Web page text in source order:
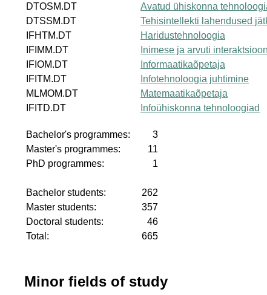
DTOSM.DT
Avatud ühiskonna
DTSSM.DT
Tehisintellekti lahendused
IFHTM.DT
Haridustehnoloogia
IFIMM.DT
Inimese ja arvuti interaktsioon
IFIOM.DT
Informaatikaõpetaja
IFITM.DT
Infotehnoloogia juhtimine
MLMOM.DT
Matemaatikaõpetaja
IFITD.DT
Infoühiskonna tehnoloogiad
Bachelor's programmes:
3
Master's programmes:
11
PhD programmes:
1
Bachelor students:
262
Master students:
357
Doctoral students:
46
Total:
665
Minor fields of study